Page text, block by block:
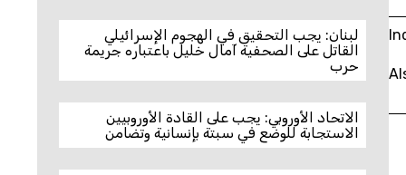
لبنان: يجب التحقيق في الهجوم الإسرائيلي
القاتل على الصحفية آمال خليل باعتباره جريمة
حرب
الاتحاد الأوروبي: يجب على القادة الأوروبيين
الاستجابة للوضع في سبتة بإنسانية وتضامن